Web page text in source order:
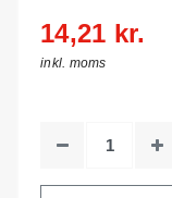
14,21 kr.
inkl. moms